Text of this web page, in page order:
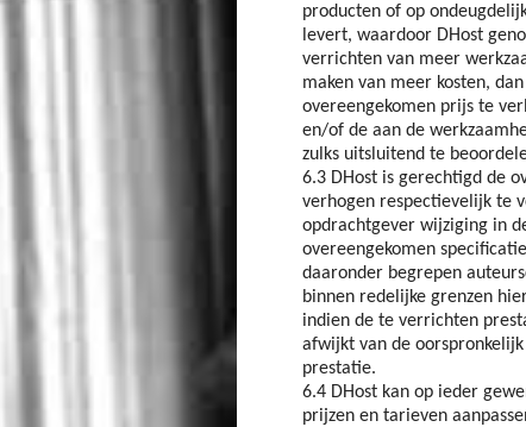
producten of op
levert, waardoor DHost
verrichten van meer
maken van meer kosten,
overeengekomen prijs te
en/of de aan de
zulks uitsluitend te
6.3 DHost is gerechtigd de
verhogen respectievelijk te
opdrachtgever wijziging in
overeengekomen
daaronder begrepen
binnen redelijke grenzen
indien de te verrichten
afwijkt van de
prestatie.
6.4 DHost kan op ieder
prijzen en tarieven